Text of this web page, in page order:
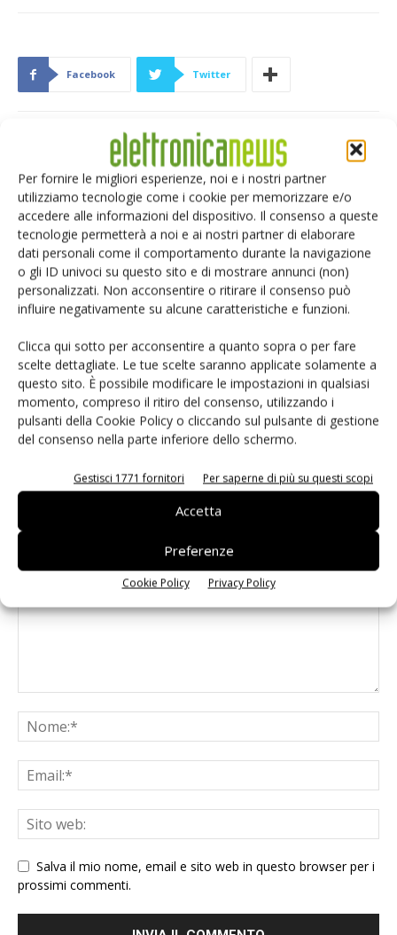
Per fornire le migliori esperienze, noi e i nostri partner
utilizziamo tecnologie come i cookie per memorizzare e/o
accedere alle informazioni del dispositivo. Il consenso a queste
tecnologie permetterà a noi e ai nostri partner di elaborare
dati personali come il comportamento durante la navigazione
o gli ID univoci su questo sito e di mostrare annunci (non)
personalizzati. Non acconsentire o ritirare il consenso può
influire negativamente su alcune caratteristiche e funzioni.
Clicca qui sotto per acconsentire a quanto sopra o per fare
scelte dettagliate. Le tue scelte saranno applicate solamente a
questo sito. È possibile modificare le impostazioni in qualsiasi
momento, compreso il ritiro del consenso, utilizzando i
pulsanti della Cookie Policy o cliccando sul pulsante di gestione
del consenso nella parte inferiore dello schermo.
Gestisci 1771 fornitori Per saperne di più su questi scopi
Accetta
Preferenze
Cookie Policy Privacy Policy
Facebook Twitter
ALTRO DALL'AUTORE
Renesas lancia la piattaforma
MRDIMM Gen 3
Microchip lancia il midspan PoE
industriale PD-9601GCI da 90W
Microchip: gratuiti i compilatori
MPLAB XC Pro e la suite Machine
Learning
LASCIA UN COMMENTO
Salva il mio nome, email e sito web in questo browser per i
prossimi commenti.